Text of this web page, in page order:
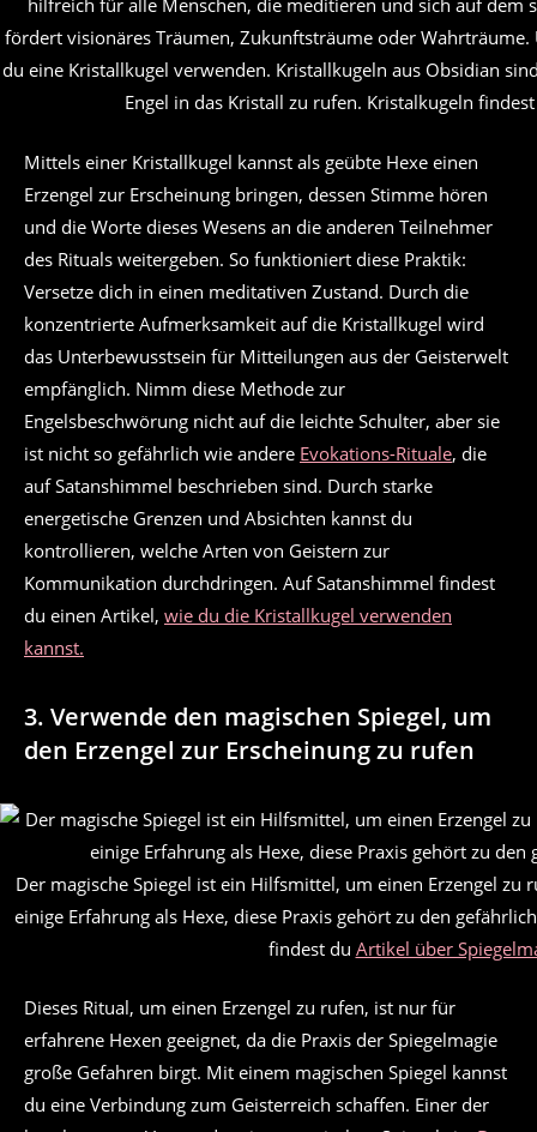
hilfreich für alle Menschen, die meditieren und sich auf dem
fördert visionäres Träumen, Zukunftsträume oder Wahrträume.
du eine Kristallkugel verwenden. Kristallkugeln aus Obsidian
Engel in das Kristall zu rufen. Kristalkugeln
Mittels einer Kristallkugel kannst als geübte Hexe einen
Erzengel zur Erscheinung bringen, dessen Stimme hören
und die Worte dieses Wesens an die anderen Teilnehmer
des Rituals weitergeben. So funktioniert diese Praktik:
Versetze dich in einen meditativen Zustand. Durch die
konzentrierte Aufmerksamkeit auf die Kristallkugel wird
das Unterbewusstsein für Mitteilungen aus der Geisterwelt
empfänglich. Nimm diese Methode zur
Engelsbeschwörung nicht auf die leichte Schulter, aber sie
ist nicht so gefährlich wie andere Evokations-Rituale, die
auf Satanshimmel beschrieben sind. Durch starke
energetische Grenzen und Absichten kannst du
kontrollieren, welche Arten von Geistern zur
Kommunikation durchdringen. Auf Satanshimmel findest
du einen Artikel, wie du die Kristallkugel verwenden
kannst.
3. Verwende den magischen Spiegel, um
den Erzengel zur Erscheinung zu rufen
Der magische Spiegel ist ein Hilfsmittel, um einen Erzengel zu
einige Erfahrung als Hexe, diese Praxis gehört zu den
findest du Artikel über
Dieses Ritual, um einen Erzengel zu rufen, ist nur für
erfahrene Hexen geeignet, da die Praxis der Spiegelmagie
große Gefahren birgt. Mit einem magischen Spiegel kannst
du eine Verbindung zum Geisterreich schaffen. Einer der